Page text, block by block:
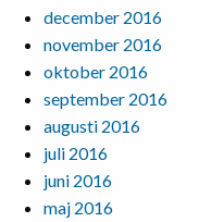
december 2016
november 2016
oktober 2016
september 2016
augusti 2016
juli 2016
juni 2016
maj 2016